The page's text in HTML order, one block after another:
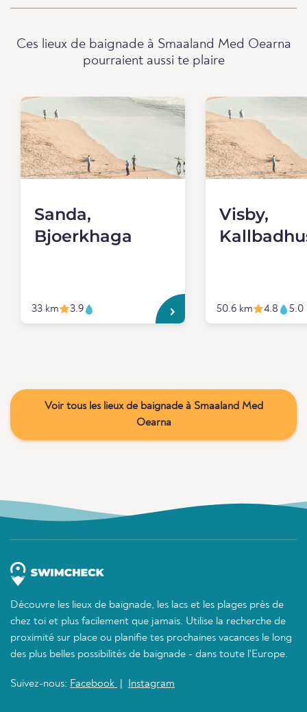
Ces lieux de baignade à Smaaland Med Oearna
pourraient aussi te plaire
Sanda,
Bjoerkhaga
33 km 3.9
Visby,
50.6 km 4.8 5.0
Voir tous les lieux de baignade à Smaaland Med
Oearna
Découvre les lieux de baignade, les lacs et les plages près de
chez toi et plus facilement que jamais. Utilise la recherche de
proximité sur place ou planifie tes prochaines vacances le long
des plus belles possibilités de baignade - dans toute l'Europe.
Suivez-nous: Facebook Instagram